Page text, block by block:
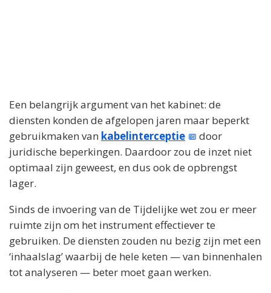
Een belangrijk argument van het kabinet: de
diensten konden de afgelopen jaren maar beperkt
gebruikmaken van kabelinterceptie
door
juridische beperkingen. Daardoor zou de inzet niet
optimaal zijn geweest, en dus ook de opbrengst
lager.
Sinds de invoering van de Tijdelijke wet zou er meer
ruimte zijn om het instrument effectiever te
gebruiken. De diensten zouden nu bezig zijn met een
‘inhaalslag’ waarbij de hele keten — van binnenhalen
tot analyseren — beter moet gaan werken.